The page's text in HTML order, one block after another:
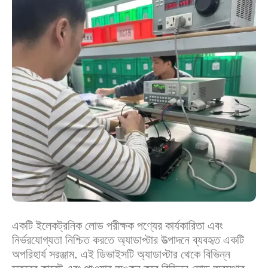
একটি ইলেকট্রনিক লোড পরীক্ষক পণ্যের কার্যকারিতা এবং
নির্ভরযোগ্যতা নিশ্চিত করতে অ্যাডাপ্টার উত্পাদনে ব্যবহৃত একটি
অপরিহার্য সরঞ্জাম. এই ডিভাইসটি অ্যাডাপ্টার থেকে বিভিন্ন